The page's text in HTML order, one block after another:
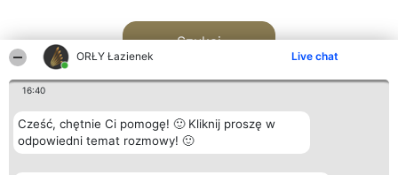
ORŁY Łazienek Live chat
16:40
Cześć, chętnie Ci pomogę! 🙂 Kliknij proszę w
odpowiedni temat rozmowy! 🙂
Szukaj
Organizator plebiscytu Plebiscyt Kontakt